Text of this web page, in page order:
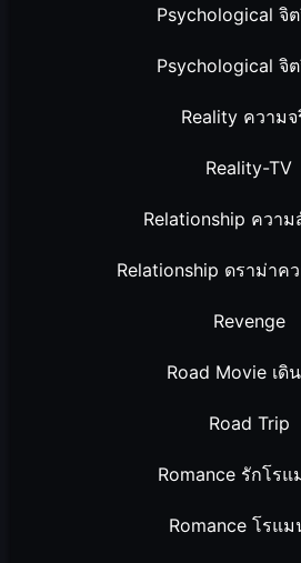
Psychological จิ
Psychological จิ
Reality ความจ
Reality-TV
Relationship ควา
Relationship ดราม่าค
Revenge
Road Movie เดิ
Road Trip
Romance รักโร
Romance โรแ